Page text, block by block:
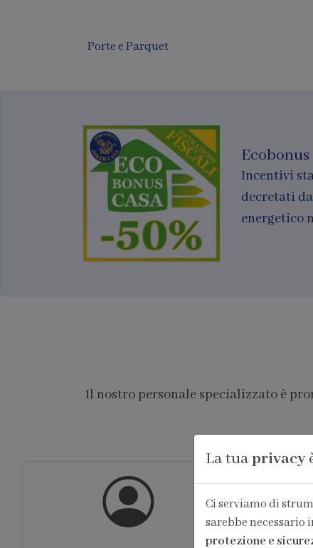
Finestre per tetti
Ecobonus
Incentivi
decretati
energetico
Il nostro personale specializzato è
La tuaprivacy
Ci serviamo di
sarebbe necessario
protezione e